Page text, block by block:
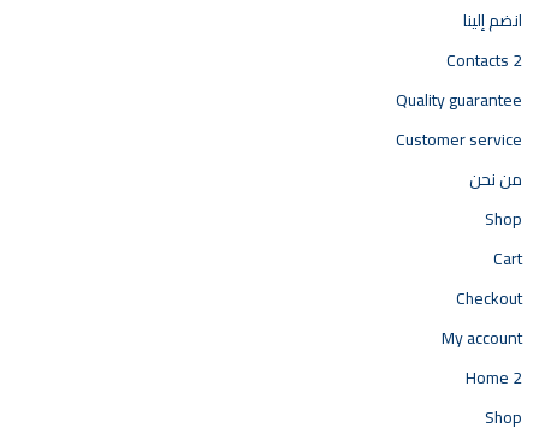
انضم إلينا
Contacts 2
Quality guarantee
Customer service
من نحن
Shop
Cart
Checkout
My account
Home 2
Shop